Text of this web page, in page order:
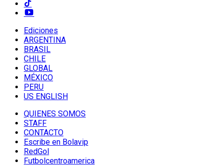
Ediciones
ARGENTINA
BRASIL
CHILE
GLOBAL
MÉXICO
PERU
US ENGLISH
QUIENES SOMOS
STAFF
CONTACTO
Escribe en Bolavip
RedGol
Futbolcentroamerica